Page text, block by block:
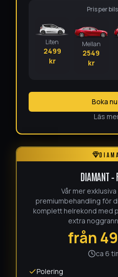
Pris per
Liten
2499
kr
Mellan
2549
kr
Boka nu
Läs
DIAMANT –
Vår mer
premiumbehandling för
komplett helrekond med
extra
från
ca 6
Polering